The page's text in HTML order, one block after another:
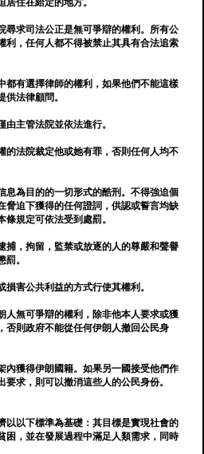
住在給定的地方。
尋求司法公正是無可爭辯的權利。所有公
利，任何人都不得被禁止其具有合法追索
都有選擇律師的權利，如果他們不能這樣
法律顧問。
主管法院並依法進行。
的法院裁定他或她有罪，否則任何人均不
息為目的的一切形式的酷刑。不得強迫個
脅迫下獲得的任何證詞，供認或誓言均缺
規定可依法受到處罰。
捕，拘留，監禁或放逐的人的尊嚴和聲譽
。
損害公共利益的方式行使其權利。
人無可爭辯的權利，除非他本人要求或獲
否則政府不能從任何伊朗人撤回公民身
內獲得伊朗國籍。如果另一國接受他們作
要求，則可以撤消這些人的公民身份。
以以下標準為基礎：其目標是實現社會的
困，並在發展過程中滿足人類需求，同時